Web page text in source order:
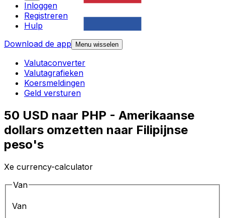
Inloggen
Registreren
Hulp
Download de app
Menu wisselen
Valutaconverter
Valutagrafieken
Koersmeldingen
Geld versturen
50 USD naar PHP - Amerikaanse
dollars omzetten naar Filipijnse
peso's
Xe currency-calculator
Van
Van